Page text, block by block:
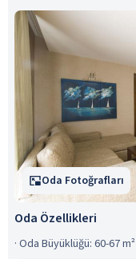
Oda Fotoğrafları
Oda Özellikleri
· Oda Büyüklüğü: 60-67 m²